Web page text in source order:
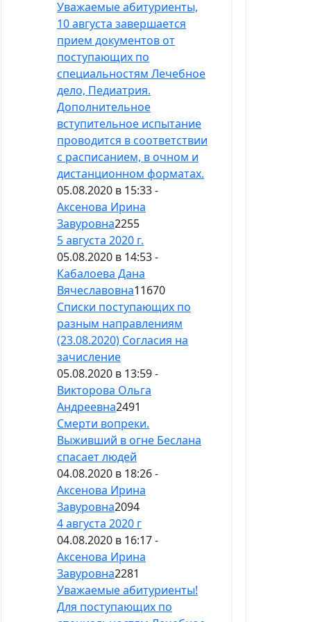
Уважаемые абитуриенты,
10 августа завершается
прием документов от
поступающих по
специальностям Лечебное
дело, Педиатрия.
Дополнительное
вступительное испытание
проводится в соответствии
с расписанием, в очном и
дистанционном форматах.
05.08.2020 в 15:33 -
Аксенова Ирина
Завуровна2255
5 августа 2020 г.
05.08.2020 в 14:53 -
Кабалоева Дана
Вячеславовна11670
Cписки поступающих по
разным направлениям
(23.08.2020) Согласия на
зачисление
05.08.2020 в 13:59 -
Викторова Ольга
Андреевна2491
Смерти вопреки.
Выживший в огне Беслана
спасает людей
04.08.2020 в 18:26 -
Аксенова Ирина
Завуровна2094
4 августа 2020 г
04.08.2020 в 16:17 -
Аксенова Ирина
Завуровна2281
Уважаемые абитуриенты!
Для поступающих по